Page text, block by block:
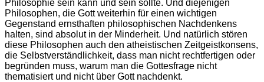
Philosophie sein kann und sein sollte. Und diejenigen
Philosophen, die Gott weiterhin für einen wichtigen
Gegenstand ernsthaften philosophischen Nachdenkens
halten, sind absolut in der Minderheit. Und natürlich stören
diese Philosophen auch den atheistischen Zeitgeistkonsens,
die Selbstverständlichkeit, dass man nicht rechtfertigen oder
begründen muss, warum man die Gottesfrage nicht
thematisiert und nicht über Gott nachdenkt.